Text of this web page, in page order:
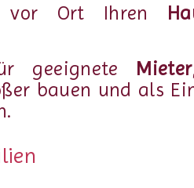
vor Ort Ihren
geeignete Mieter
bauen und als